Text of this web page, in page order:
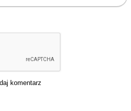
komentarz